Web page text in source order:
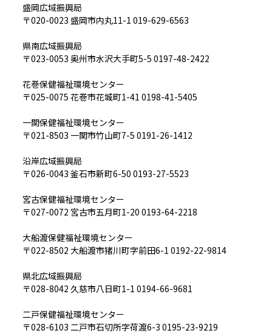
盛岡広域振興局
〒020-0023 盛岡市内丸11-1 019-629-6563
県南広域振興局
〒023-0053 奥州市水沢大手町5-5 0197-48-2422
花巻保健福祉環境センター
〒025-0075 花巻市花城町1-41 0198-41-5405
一関保健福祉環境センター
〒021-8503 一関市竹山町7-5 0191-26-1412
沿岸広域振興局
〒026-0043 釜石市新町6-50 0193-27-5523
宮古保健福祉環境センター
〒027-0072 宮古市五月町1-20 0193-64-2218
大船渡保健福祉環境センター
〒022-8502 大船渡市猪川町字前田6-1 0192-22-9814
県北広域振興局
〒028-8042 久慈市八日町1-1 0194-66-9681
二戸保健福祉環境センター
〒028-6103 二戸市石切所字荷渡6-3 0195-23-9219